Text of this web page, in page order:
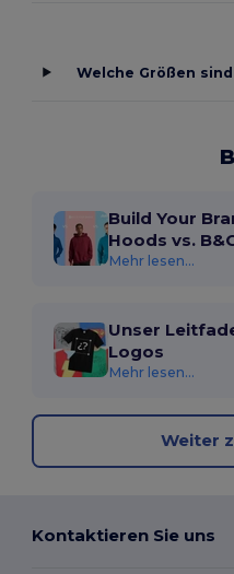
Welche Größen
Build Your
Hoods vs.
Mehr lesen...
Unser
Logos
Mehr lesen...
Weiter
Kontaktieren Sie uns